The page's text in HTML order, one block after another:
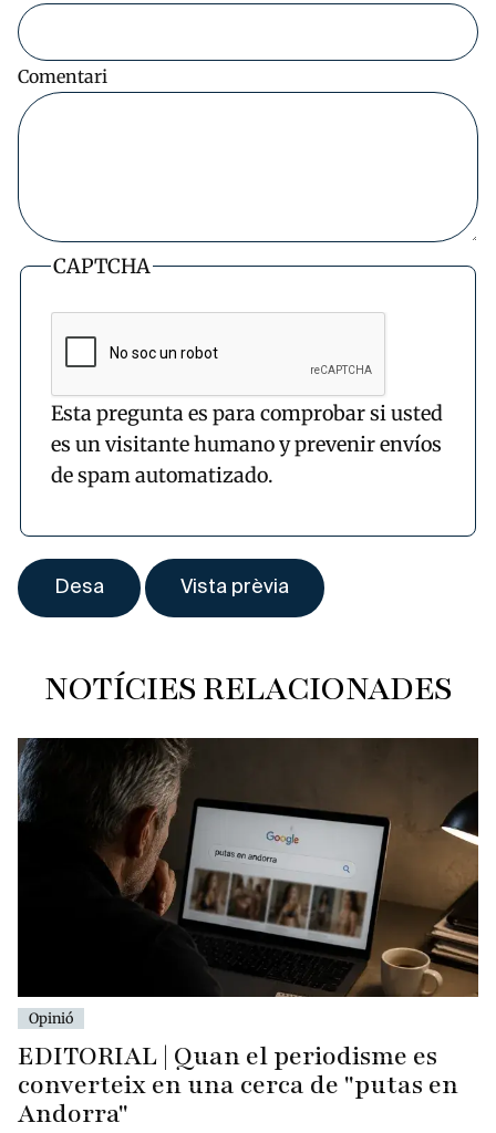
Comentari
CAPTCHA
Esta pregunta es para comprobar si usted
es un visitante humano y prevenir envíos
de spam automatizado.
NOTÍCIES RELACIONADES
Opinió
EDITORIAL | Quan el periodisme es
converteix en una cerca de "putas en
Andorra"